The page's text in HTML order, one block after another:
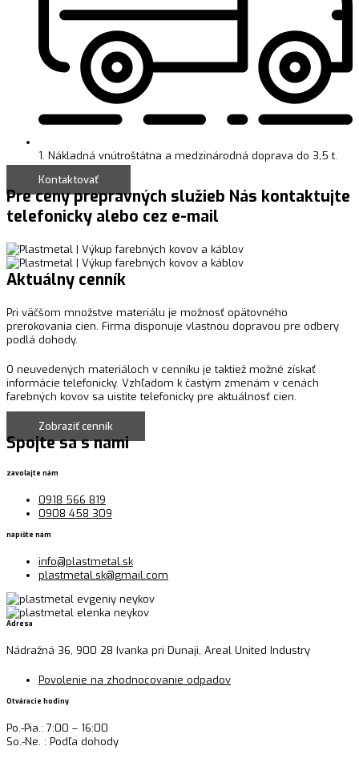
1. Nákladná vnútroštátna a medzinárodná doprava do 3,5 t.
Kontaktovať
Pre ceny prepravných služieb Nás kontaktujte
telefonicky alebo cez e-mail
Aktuálny cenník
Pri väčšom množstve materiálu je možnosť opätovného
prerokovania cien. Firma disponuje vlastnou dopravou pre odbery
podlá dohody.
O neuvedených materiáloch v cenníku je taktiež možné získať
informácie telefonicky. Vzhľadom k častým zmenám v cenách
farebných kovov sa uistite telefonicky pre aktuálnosť cien.
Zobraziť cenník
Spojte sa s nami
zavolajte nám
0918 566 819
0908 458 309
napíšte nám
info@plastmetal.sk
plastmetal.sk@gmail.com
Adresa
Nádražná 36, 900 28 Ivanka pri Dunaji, Areal United Industry
Povolenie na zhodnocovanie odpadov
Otváracie hodiny
Po.-Pia.: 7:00 – 16:00
So.-Ne. : Podľa dohody